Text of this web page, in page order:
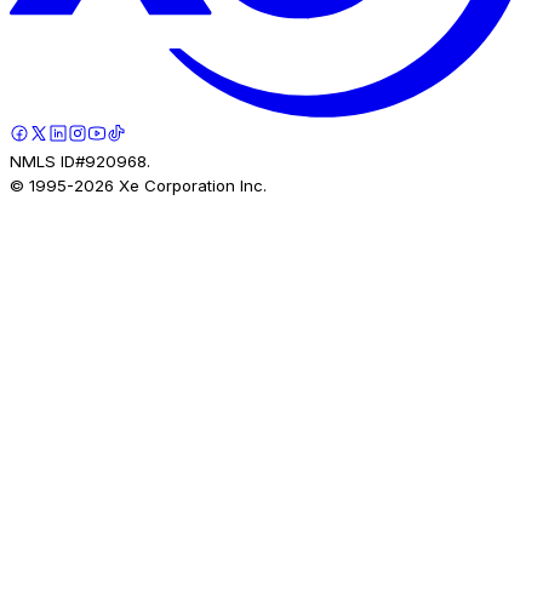
NMLS ID#920968.
© 1995-2026 Xe Corporation Inc.